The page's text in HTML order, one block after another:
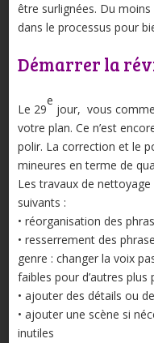
être surlignées. Du
dans le processus pour
Démarrer la
Le 29
e
jour, vous
votre plan. Ce n’est
polir. La correction et le
mineures en terme de
Les travaux de
suivants :
• réorganisation des
• resserrement des
genre : changer la voix
faibles pour d’autres
• ajouter des détails ou
• ajouter une scène si
inutiles